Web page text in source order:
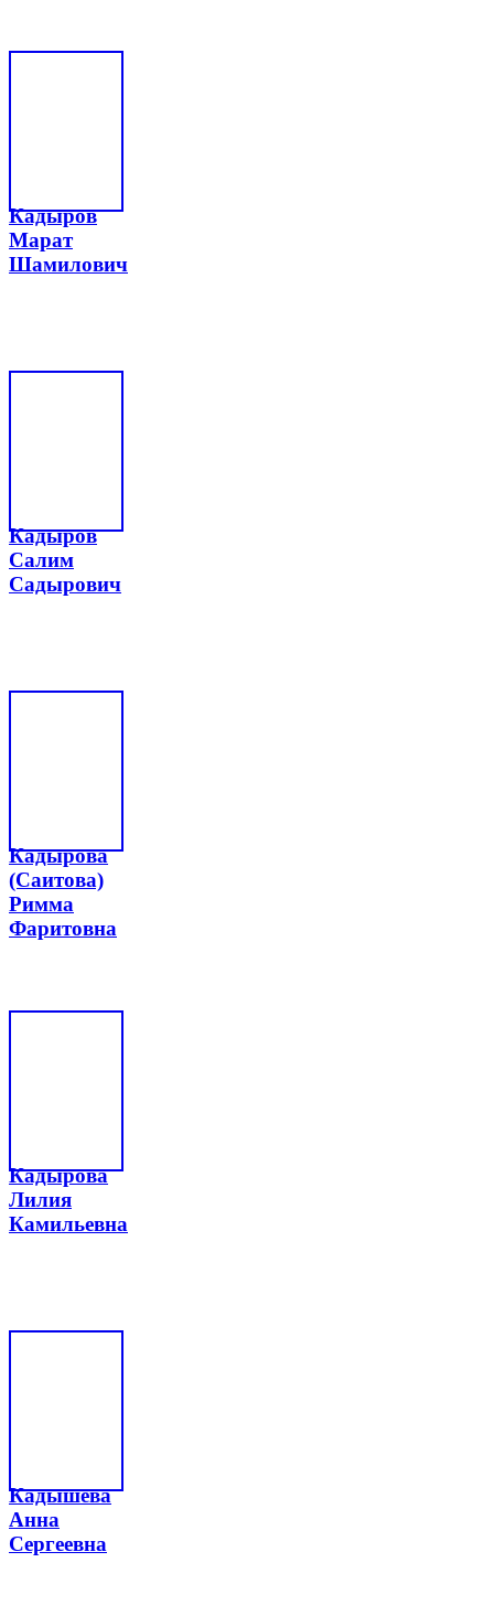
Кадыров
Марат
Шамилович
Кадыров
Салим
Садырович
Кадырова
(Саитова)
Римма
Фаритовна
Кадырова
Лилия
Камильевна
Кадышева
Анна
Сергеевна